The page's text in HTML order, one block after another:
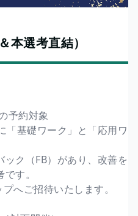
選考直結）
予約対象
「基礎ワーク」と「応用ワ
ク（FB）があり、改善を
す。
へご招待いたします。